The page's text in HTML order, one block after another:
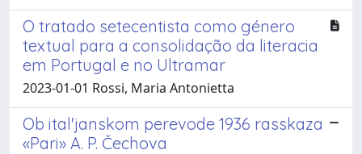
O tratado setecentista como género
textual para a consolidação da literacia
em Portugal e no Ultramar
2023-01-01 Rossi, Maria Antonietta
Ob ital'janskom perevode 1936 rasskaza
«Pari» A. P. Čechova